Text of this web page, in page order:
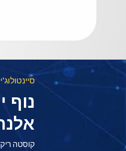
נוף
קוסטה